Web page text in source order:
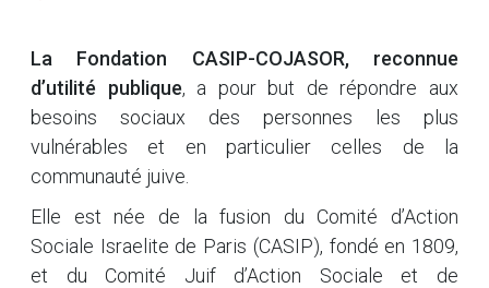
La Fondation CASIP-COJASOR, reconnue
d’utilité publique, a pour but de répondre aux
besoins sociaux des personnes les plus
vulnérables et en particulier celles de la
communauté juive.
Elle est née de la fusion du Comité d’Action
Sociale Israelite de Paris (CASIP), fondé en 1809,
et du Comité Juif d’Action Sociale et de